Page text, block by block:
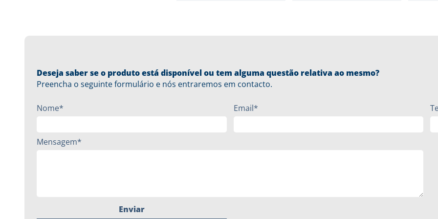
Deseja saber se o produto está disponível ou tem alguma questão relativa ao mesmo?
Preencha o seguinte formulário e nós entraremos em contacto.
Nome* Email*
Mensagem*
Enviar